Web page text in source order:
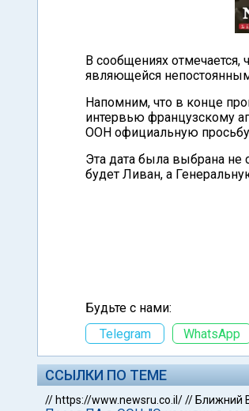
В сообщениях
являющейся
Напомним, что в конце
интервью французскому
ООН официальную просьбу
Эта дата была выбрана
будет Ливан, а
Будьте с нами:
Telegram
WhatsApp
ССЫЛКИ ПО ТЕМЕ
// https://www.newsru.co.il/// Ближний